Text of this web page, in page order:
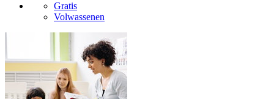
Gratis
Volwassenen